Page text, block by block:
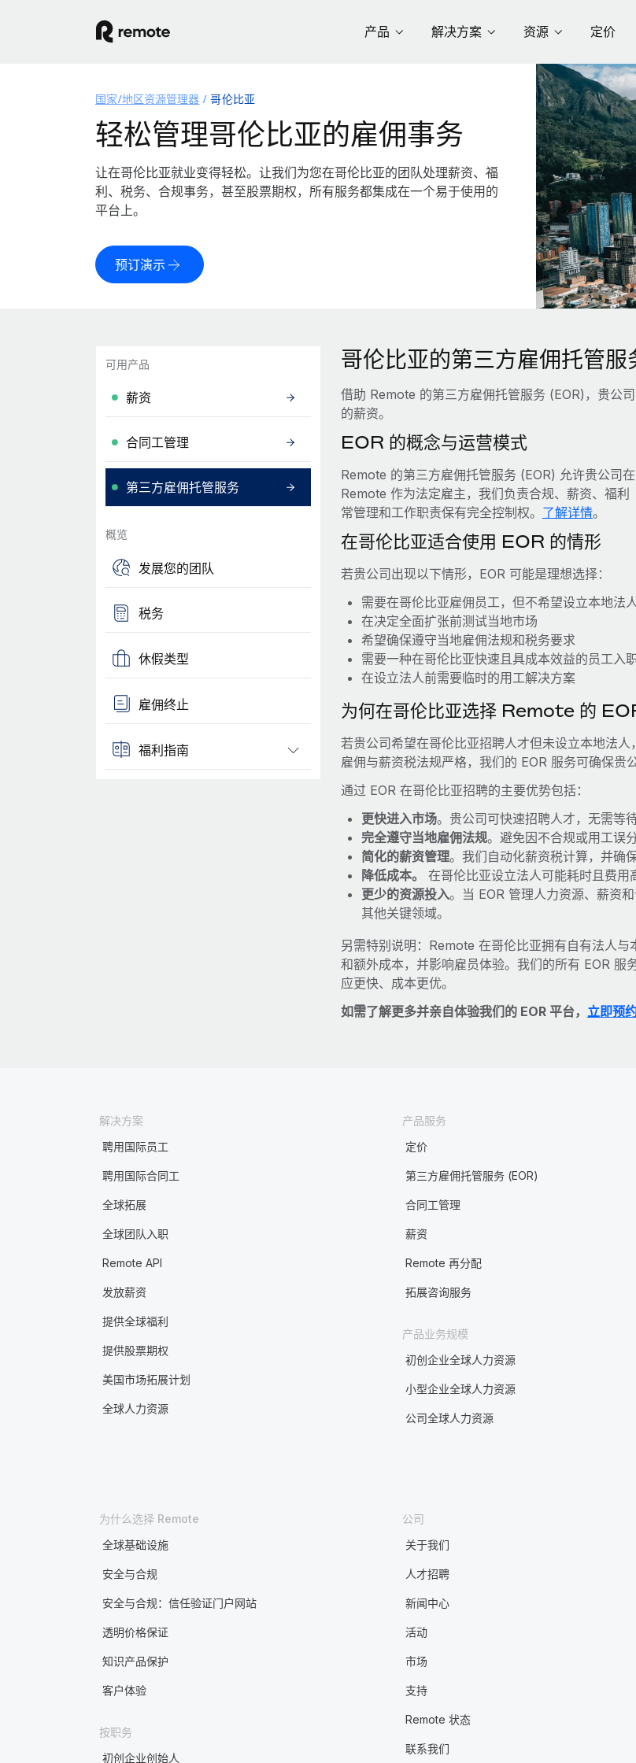
产品 解决方案 资源 定价
国家/地区资源管理器 哥伦比亚
轻松管理哥伦比亚的雇佣事务
让在哥伦比亚就业变得轻松。让我们为您在哥伦比亚的团队处理薪资、福
利、税务、合规事务，甚至股票期权，所有服务都集成在一个易于使用的
平台上。
预订演示
可用产品
薪资
合同工管理
第三方雇佣托管服务
概览
发展您的团队
税务
休假类型
雇佣终止
福利指南
哥伦比亚的第三方雇佣托管
借助 Remote 的第三方雇佣托管服务 (EOR)，贵公
的薪资。
EOR 的概念与运营模式
Remote 的第三方雇佣托管服务 (EOR) 允许贵公司
Remote 作为法定雇主，我们负责合规、薪资、福
常管理和工作职责保有完全控制权。 了解详情。
在哥伦比亚适合使用 EOR 的情形
若贵公司出现以下情形，EOR 可能是理想选择：
需要在哥伦比亚雇佣员工，但不希望设立本地法
在决定全面扩张前测试当地市场
希望确保遵守当地雇佣法规和税务要求
需要一种在哥伦比亚快速且具成本效益的员工入
在设立法人前需要临时的用工解决方案
为何在哥伦比亚选择 Remote 的
若贵公司希望在哥伦比亚招聘人才但未设立本地法
雇佣与薪资税法规严格，我们的 EOR 服务可确保贵
通过 EOR 在哥伦比亚招聘的主要优势包括：
更快进入市场。贵公司可快速招聘人才，无需等
完全遵守当地雇佣法规。避免因不合规或用工误
简化的薪资管理。我们自动化薪资税计算，并确
降低成本。
在哥伦比亚设立法人可能耗时且费用
更少的资源投入。当 EOR 管理人力资源、薪资
其他关键领域。
另需特别说明：Remote 在哥伦比亚拥有自有法人
和额外成本，并影响雇员体验。我们的所有 EOR 服
应更快、成本更优。
如需了解更多并亲自体验我们的 EOR 平台， 立即预
解决方案
聘用国际员工
聘用国际合同工
全球拓展
全球团队入职
Remote API
发放薪资
提供全球福利
提供股票期权
美国市场拓展计划
全球人力资源
产品服务
定价
第三方雇佣托管服务 (EOR)
合同工管理
薪资
Remote 再分配
拓展咨询服务
产品业务规模
初创企业全球人力资源
小型企业全球人力资源
公司全球人力资源
为什么选择 Remote
全球基础设施
安全与合规
安全与合规：信任验证门户网站
透明价格保证
知识产品保护
客户体验
按职务
初创企业创始人
公司
关于我们
人才招聘
新闻中心
活动
市场
支持
Remote 状态
联系我们